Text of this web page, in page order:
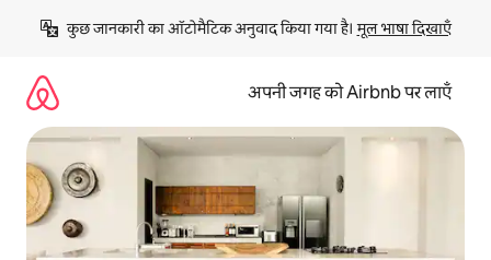
छोड़कर
कॉन्टेंट
कुछ जानकारी का ऑटोमैटिक अनुवाद किया गया है। मूल भाषा दिखाएँ
अपनी जगह को Airbnb पर लाएँ